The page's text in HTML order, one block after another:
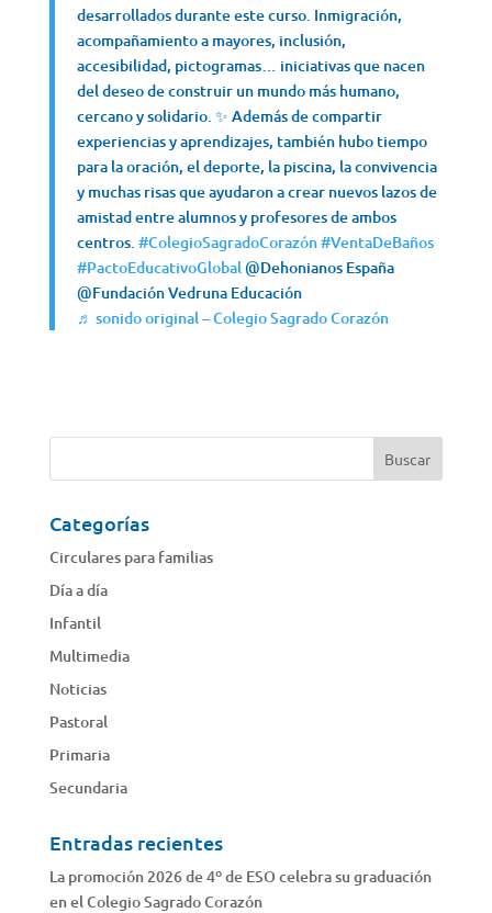
desarrollados durante este curso. Inmigración,
acompañamiento a mayores, inclusión,
accesibilidad, pictogramas… iniciativas que nacen
del deseo de construir un mundo más humano,
cercano y solidario. ✨ Además de compartir
experiencias y aprendizajes, también hubo tiempo
para la oración, el deporte, la piscina, la convivencia
y muchas risas que ayudaron a crear nuevos lazos de
amistad entre alumnos y profesores de ambos
centros. #ColegioSagradoCorazón#VentaDeBaños
#PactoEducativoGlobal@Dehonianos España
@Fundación Vedruna Educación
♬ sonido original – Colegio Sagrado Corazón
Categorías
Circulares para familias
Día a día
Infantil
Multimedia
Noticias
Pastoral
Primaria
Secundaria
Entradas recientes
La promoción 2026 de 4º de ESO celebra su graduación
en el Colegio Sagrado Corazón